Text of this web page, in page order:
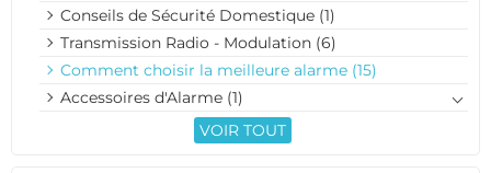
Conseils de Sécurité Domestique (1)
Transmission Radio - Modulation (6)
Comment choisir la meilleure alarme (15)
Accessoires d'Alarme (1)
VOIR TOUT